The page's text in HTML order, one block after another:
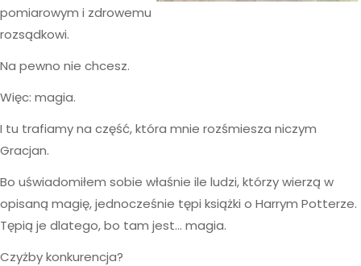
pomiarowym i zdrowemu
rozsądkowi.
Na pewno nie chcesz.
Więc: magia.
I tu trafiamy na część, która mnie rozśmiesza niczym
Gracjan.
Bo uświadomiłem sobie właśnie ile ludzi, którzy wierzą w
opisaną magię, jednocześnie tępi książki o Harrym Potterze.
Tępią je dlatego, bo tam jest… magia.
Czyżby konkurencja?